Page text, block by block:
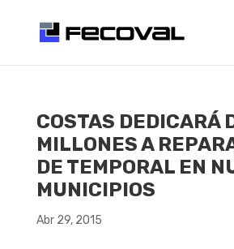
COSTAS DEDICARÁ
MILLONES A
DE TEMPORAL EN
MUNICIPIOS
Abr 29, 2015